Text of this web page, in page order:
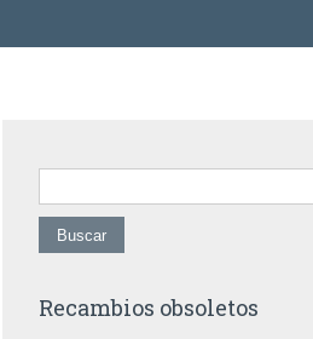
Buscar:
Recambios obsoletos